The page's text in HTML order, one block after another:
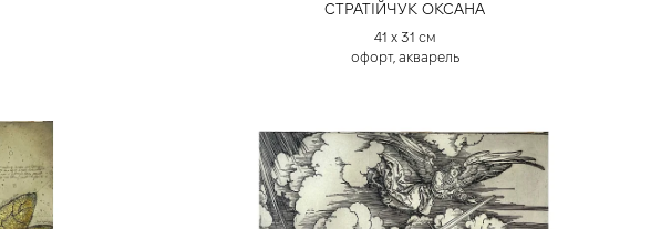
СТРАТІЙЧУК ОКСАНА
41 х 31 см
офорт, акварель